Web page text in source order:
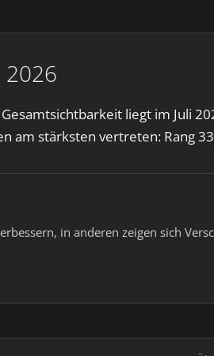
2026
liegt im Juli
am stärksten vertreten: Rang
in anderen zeigen sich